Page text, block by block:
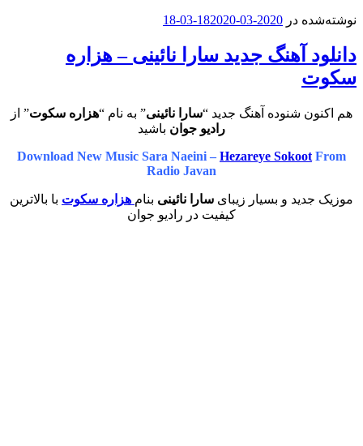
در 2020-03-18
2020-03-18
آهنگ جدید سارا نائینی – هزاره
شنوده آهنگ جدید “سارا نائینی” به نام “هزاره سکوت ” از
رادیو جوان باشید
Download New Music Sara Naeini –Hezareye Sokoot
Radio Javan
و بسیار زیبایسارا نائینیبنام هزاره سکوت با بالاترین
کیفیت در رادیو جوان